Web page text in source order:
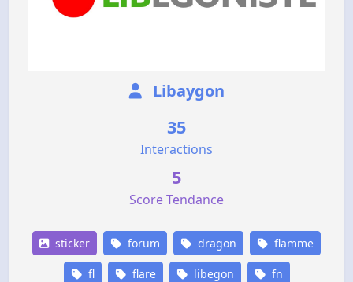
Libaygon
35
Interactions
5
Score Tendance
sticker forum dragon flamme
fl flare libegon fn